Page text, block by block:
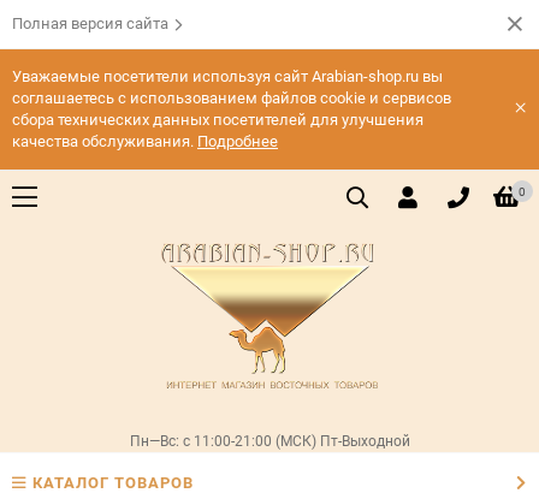
Полная версия сайта
Уважаемые посетители используя сайт Arabian-shop.ru вы
соглашаетесь с использованием файлов cookie и сервисов
сбора технических данных посетителей для улучшения
качества обслуживания. Подробнее
×
0
Пн—Вс: с 11:00-21:00 (МСК) Пт-Выходной
КАТАЛОГ ТОВАРОВ